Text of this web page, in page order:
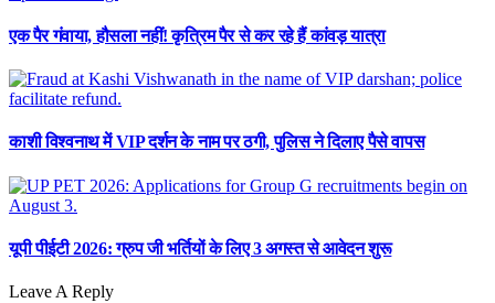
एक पैर गंवाया, हौसला नहीं! कृत्रिम पैर से कर रहे हैं कांवड़ यात्रा
काशी विश्वनाथ में VIP दर्शन के नाम पर ठगी, पुलिस ने दिलाए पैसे वापस
यूपी पीईटी 2026: ग्रुप जी भर्तियों के लिए 3 अगस्त से आवेदन शुरू
Leave A Reply